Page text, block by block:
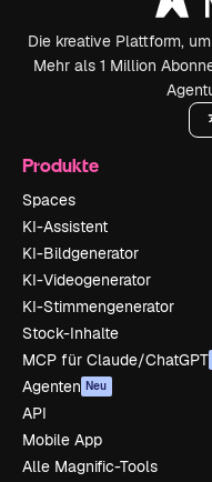
Die kreative Plattform,
Mehr als 1 Million
Produkte
Spaces
KI-Assistent
KI-Bildgenerator
KI-Videogenerator
KI-Stimmengenerator
Stock-Inhalte
MCP für Claude/ChatGPT
Agenten Neu
API
Mobile App
Alle Magnific-Tools